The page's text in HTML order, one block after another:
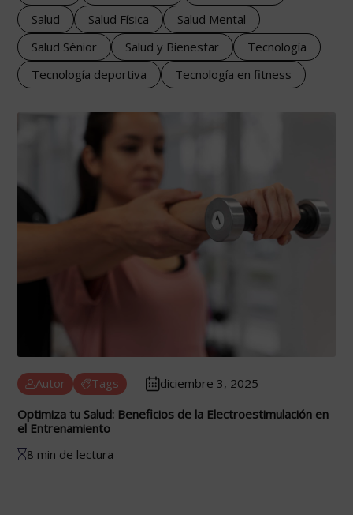
Salud
Salud Física
Salud Mental
Salud Sénior
Salud y Bienestar
Tecnología
Tecnología deportiva
Tecnología en fitness
Autor Tags
diciembre 3, 2025
Optimiza tu Salud: Beneficios de la Electroestimulación en
el Entrenamiento
8 min de lectura